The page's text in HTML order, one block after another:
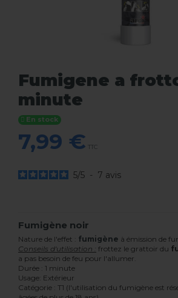
Fumigene a
minute
En stock
7,99 € TTC
5/5 - 7 avis
Fumigène noir
Nature de l'effet : fumigène à émission de
Conseils d'utilisation :
frottez le grattoir du
a pas besoin de feu pour l'allumer.
Durée : 1 minute
Usage: Extérieur
Catégorie : T1 (l'utilisation du fumigène est